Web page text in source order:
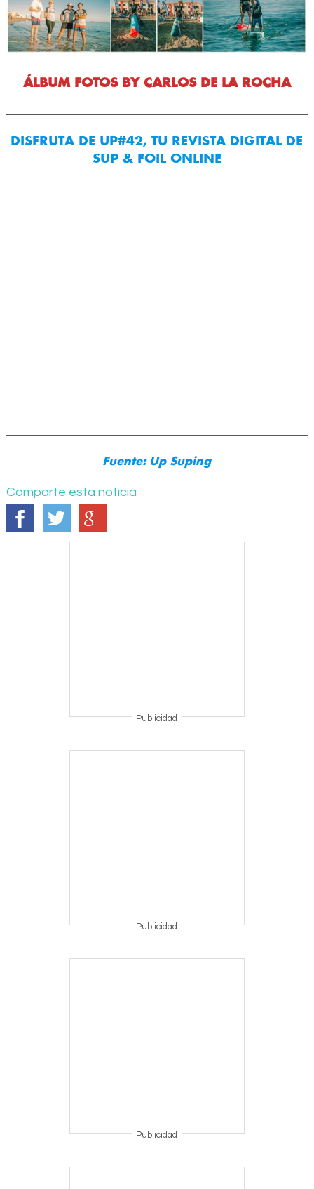
ÁLBUM FOTOS BY CARLOS DE LA ROCHA
DISFRUTA DE UP#42, TU REVISTA DIGITAL DE
SUP & FOIL ONLINE
Fuente: Up Suping
Comparte esta noticia
Publicidad
Publicidad
Publicidad